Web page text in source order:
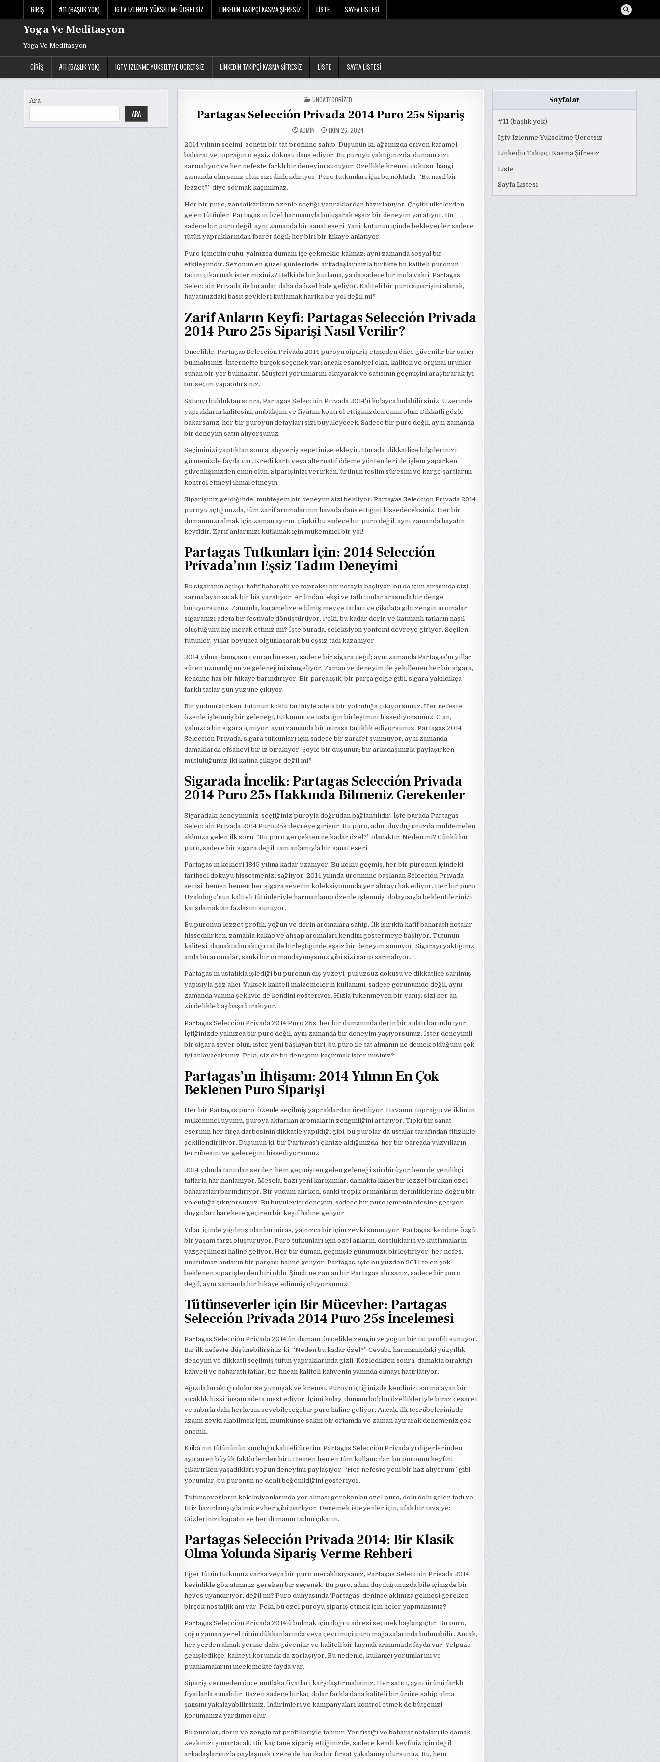
content
GIRIŞ #11 (BAŞLIK YOK) IGTV IZLENME YÜKSELTME ÜCRETSIZ LINKEDIN TAKIPÇI KASMA ŞIFRESIZ LISTE SAYFA LISTESI
Yoga Ve Meditasyon
Yoga Ve Meditasyon
GIRIŞ #11 (BAŞLIK YOK) IGTV IZLENME YÜKSELTME ÜCRETSIZ LINKEDIN TAKIPÇI KASMA ŞIFRESIZ LISTE SAYFA LISTESI
Ara
ARA
POSTED
IN
UNCATEGORIZED
Partagas Selección Privada 2014 Puro 25s Sipariş
ADMIN EKIM 26, 2024
2014 yılının seçimi, zengin bir tat profiline sahip. Düşünün ki, ağzınızda eriyen karamel,
baharat ve toprağın o eşsiz dokusu dans ediyor. Bu puroyu yaktığınızda, dumanı sizi
sarmalıyor ve her nefeste farklı bir deneyim sunuyor. Özellikle kremsi dokusu, hangi
zamanda olursanız olun sizi dinlendiriyor. Puro tutkunları için bu noktada, “Bu nasıl bir
lezzet?” diye sormak kaçınılmaz.
Her bir puro, zanaatkarların özenle seçtiği yapraklardan hazırlanıyor. Çeşitli ülkelerden
gelen tütünler, Partagas’ın özel harmanıyla buluşarak eşsiz bir deneyim yaratıyor. Bu,
sadece bir puro değil, aynı zamanda bir sanat eseri. Yani, kutunun içinde bekleyenler sadece
tütün yapraklarından ibaret değil; her biri bir hikaye anlatıyor.
Puro içmenin ruhu, yalnızca dumanı içe çekmekle kalmaz; aynı zamanda sosyal bir
etkileşimdir. Sezonun en güzel günlerinde, arkadaşlarınızla birlikte bu kaliteli puronun
tadını çıkarmak ister misiniz? Belki de bir kutlama, ya da sadece bir mola vakti. Partagas
Selección Privada ile bu anlar daha da özel hale geliyor. Kaliteli bir puro siparişini alarak,
hayatınızdaki basit zevkleri kutlamak harika bir yol değil mi?
Zarif Anların Keyfi: Partagas Selección Privada
2014 Puro 25s Siparişi Nasıl Verilir?
Öncelikle, Partagas Selección Privada 2014 puroyu sipariş etmeden önce güvenilir bir satıcı
bulmalısınız. İnternette birçok seçenek var; ancak esansiyel olan, kaliteli ve orijinal ürünler
sunan bir yer bulmaktır. Müşteri yorumlarını okuyarak ve satıcının geçmişini araştırarak iyi
bir seçim yapabilirsiniz.
Satıcıyı bulduktan sonra, Partagas Selección Privada 2014'ü kolayca bulabilirsiniz. Üzerinde
yaprakların kalitesini, ambalajını ve fiyatını kontrol ettiğinizden emin olun. Dikkatli gözle
bakarsanız, her bir puroyun detayları sizi büyüleyecek. Sadece bir puro değil, aynı zamanda
bir deneyim satın alıyorsunuz.
Seçiminizi yaptıktan sonra, alışveriş sepetinize ekleyin. Burada, dikkatlice bilgilerinizi
girmenizde fayda var. Kredi kartı veya alternatif ödeme yöntemleri ile işlem yaparken,
güvenliğinizden emin olun. Siparişinizi verirken, ürünün teslim süresini ve kargo şartlarını
kontrol etmeyi ihmal etmeyin.
Siparişiniz geldiğinde, muhteşem bir deneyim sizi bekliyor. Partagas Selección Privada 2014
puroyu açtığınızda, tüm zarif aromalarının havada dans ettiğini hissedeceksiniz. Her bir
dumanınızı almak için zaman ayırın, çünkü bu sadece bir puro değil, aynı zamanda hayatın
keyfidir. Zarif anlarınızı kutlamak için mükemmel bir yol!
Partagas Tutkunları İçin: 2014 Selección
Privada’nın Eşsiz Tadım Deneyimi
Bu sigaranın açılışı, hafif baharatlı ve topraksı bir notayla başlıyor, bu da içim sırasında sizi
sarmalayan sıcak bir his yaratıyor. Ardından, ekşi ve tatlı tonlar arasında bir denge
buluyorsunuz. Zamanla, karamelize edilmiş meyve tatları ve çikolata gibi zengin aromalar,
sigaranızı adeta bir festivale dönüştürüyor. Peki, bu kadar derin ve katmanlı tatların nasıl
oluştuğunu hiç merak ettiniz mi? İşte burada, seleksiyon yöntemi devreye giriyor. Seçilen
tütünler, yıllar boyunca olgunlaşarak bu eşsiz tadı kazanıyor.
2014 yılına damgasını vuran bu eser, sadece bir sigara değil; aynı zamanda Partagas’ın yıllar
süren uzmanlığını ve geleneğini simgeliyor. Zaman ve deneyim ile şekillenen her bir sigara,
kendine has bir hikaye barındırıyor. Bir parça ışık, bir parça gölge gibi, sigara yakıldıkça
farklı tatlar gün yüzüne çıkıyor.
Bir yudum alırken, tütünün köklü tarihiyle adeta bir yolculuğa çıkıyorsunuz. Her nefeste,
özenle işlenmiş bir geleneği, tutkunun ve ustalığın birleşimini hissediyorsunuz. O an,
yalnızca bir sigara içmiyor, aynı zamanda bir mirasa tanıklık ediyorsunuz. Partagas 2014
Selección Privada, sigara tutkunları için sadece bir zarafet sunmuyor, aynı zamanda
damaklarda efsanevi bir iz bırakıyor. Şöyle bir düşünün; bir arkadaşınızla paylaşırken,
mutluluğunuz iki katına çıkıyor değil mi?
Sigarada İncelik: Partagas Selección Privada
2014 Puro 25s Hakkında Bilmeniz Gerekenler
Sigaradaki deneyiminiz, seçtiğiniz puroyla doğrudan bağlantılıdır. İşte burada Partagas
Selección Privada 2014 Puro 25s devreye giriyor. Bu puro, adını duyduğunuzda muhtemelen
aklınıza gelen ilk soru, “Bu puro gerçekten ne kadar özel?” olacaktır. Neden mi? Çünkü bu
puro, sadece bir sigara değil, tam anlamıyla bir sanat eseri.
Partagas’ın kökleri 1845 yılına kadar uzanıyor. Bu köklü geçmiş, her bir puronun içindeki
tarihsel dokuyu hissetmenizi sağlıyor. 2014 yılında üretimine başlanan Selección Privada
serisi, hemen hemen her sigara severin koleksiyonunda yer almayı hak ediyor. Her bir puro,
Uzakdoğu’nun kaliteli tütünleriyle harmanlanıp özenle işlenmiş, dolayısıyla beklentilerinizi
karşılamaktan fazlasını sunuyor.
Bu puronun lezzet profili, yoğun ve derin aromalara sahip. İlk ısırıkta hafif baharatlı notalar
hissedilirken, zamanla kakao ve ahşap aromaları kendini göstermeye başlıyor. Tütünün
kalitesi, damakta bıraktığı tat ile birleştiğinde eşsiz bir deneyim sunuyor. Sigarayı yaktığınız
anda bu aromalar, sanki bir ormandaymışsınız gibi sizi sarıp sarmalıyor.
Partagas’ın ustalıkla işlediği bu puronun dış yüzeyi, pürüzsüz dokusu ve dikkatlice sarılmış
yapısıyla göz alıcı. Yüksek kaliteli malzemelerin kullanımı, sadece görünümde değil, aynı
zamanda yanma şekliyle de kendini gösteriyor. Hızla tükenmeyen bir yanış, sizi her an
zindelikle baş başa bırakıyor.
Partagas Selección Privada 2014 Puro 25s, her bir dumanında derin bir anlatı barındırıyor.
İçtiğinizde yalnızca bir puro değil, aynı zamanda bir deneyim yaşıyorsunuz. İster deneyimli
bir sigara sever olun, ister yeni başlayan biri, bu puro ile tat almanın ne demek olduğunu çok
iyi anlayacaksınız. Peki, siz de bu deneyimi kaçırmak ister misiniz?
Partagas’ın İhtişamı: 2014 Yılının En Çok
Beklenen Puro Siparişi
Her bir Partagas puro, özenle seçilmiş yapraklardan üretiliyor. Havanın, toprağın ve iklimin
mükemmel uyumu, puroya aktarılan aromaların zenginliğini artırıyor. Tıpkı bir sanat
eserinin her fırça darbesinin dikkatle yapıldığı gibi, bu purolar da ustalar tarafından titizlikle
şekillendiriliyor. Düşünün ki, bir Partagas’ı elinize aldığınızda, her bir parçada yüzyılların
tecrübesini ve geleneğini hissediyorsunuz.
2014 yılında tanıtılan seriler, hem geçmişten gelen geleneği sürdürüyor hem de yenilikçi
tatlarla harmanlanıyor. Mesela, bazı yeni karışımlar, damakta kalıcı bir lezzet bırakan özel
baharatları barındırıyor. Bir yudum alırken, sanki tropik ormanların derinliklerine doğru bir
yolculuğa çıkıyorsunuz. Bu büyüleyici deneyim, sadece bir puro içmenin ötesine geçiyor;
duyguları harekete geçiren bir keşif haline geliyor.
Yıllar içinde yığılmış olan bu miras, yalnızca bir içim zevki sunmuyor. Partagas, kendine özgü
bir yaşam tarzı oluşturuyor. Puro tutkunları için özel anların, dostlukların ve kutlamaların
vazgeçilmezi haline geliyor. Her bir duman, geçmişle günümüzü birleştiriyor; her nefes,
unutulmaz anıların bir parçası haline geliyor. Partagas, işte bu yüzden 2014’te en çok
beklenen siparişlerden biri oldu. Şimdi ne zaman bir Partagas alırsanız, sadece bir puro
değil, aynı zamanda bir hikaye edinmiş oluyorsunuz!
Tütünseverler için Bir Mücevher: Partagas
Selección Privada 2014 Puro 25s İncelemesi
Partagas Selección Privada 2014’ün dumanı, öncelikle zengin ve yoğun bir tat profili sunuyor.
Bir ilk nefeste düşünebilirsiniz ki, “Neden bu kadar özel?” Cevabı, harmanındaki yüzyıllık
deneyim ve dikkatli seçilmiş tütün yapraklarında gizli. Közledikten sonra, damakta bıraktığı
kahveli ve baharatlı tatlar, bir fincan kaliteli kahvenin yanında olmayı hatırlatıyor.
Ağızda bıraktığı doku ise yumuşak ve kremsi. Puroyu içtiğinizde kendinizi sarmalayan bir
sıcaklık hissi, insanı adeta mest ediyor. İçimi kolay, dumanı bol; bu özellikleriyle biraz cesaret
ve sabırla dahi herkesin sevebileceği bir puro haline geliyor. Ancak, ilk tecrübelerinizde
azami zevki alabilmek için, mümkünse sakin bir ortamda ve zaman ayırarak denemeniz çok
önemli.
Küba’nın tütününün sunduğu kaliteli üretim, Partagas Selección Privada’yı diğerlerinden
ayıran en büyük faktörlerden biri. Hemen hemen tüm kullanıcılar, bu puronun keyfini
çıkarırken yaşadıkları yoğun deneyimi paylaşıyor. “Her nefeste yeni bir haz alıyorum” gibi
yorumlar, bu puronun ne denli beğenildiğini gösteriyor.
Tütünseverlerin koleksiyonlarında yer alması gereken bu özel puro, dolu dolu gelen tadı ve
titiz hazırlanışıyla mücevher gibi parlıyor. Denemek isteyenler için, ufak bir tavsiye:
Gözlerinizi kapatın ve her dumanın tadını çıkarın.
Partagas Selección Privada 2014: Bir Klasik
Olma Yolunda Sipariş Verme Rehberi
Eğer tütün tutkunuz varsa veya bir puro meraklısıysanız, Partagas Selección Privada 2014
kesinlikle göz atmanız gereken bir seçenek. Bu puro, adını duyduğunuzda bile içinizde bir
heves uyandırıyor, değil mi? Puro dünyasında ‘Partagas’ denince aklınıza gelmesi gereken
birçok nostaljik anı var. Peki, bu özel puroyu sipariş etmek için neler yapmalısınız?
Partagas Selección Privada 2014’ü bulmak için doğru adresi seçmek başlangıçtır. Bu puro,
çoğu zaman yerel tütün dükkanlarında veya çevrimiçi puro mağazalarında bulunabilir. Ancak,
her yerden almak yerine daha güvenilir ve kaliteli bir kaynak armanızda fayda var. Yelpaze
genişledikçe, kaliteyi korumak da zorlaşıyor. Bu nedenle, kullanıcı yorumlarını ve
puanlamalarını incelemekte fayda var.
Sipariş vermeden önce mutlaka fiyatları karşılaştırmalısınız. Her satıcı, aynı ürünü farklı
fiyatlarla sunabilir. Bazen sadece birkaç dolar farkla daha kaliteli bir ürüne sahip olma
şansını yakalayabilirsiniz. İndirimleri ve kampanyaları kontrol etmek de bütçenizi
korumanıza yardımcı olur.
Bu purolar, derin ve zengin tat profilleriyle tanınır. Yer fıstığı ve baharat notaları ile damak
zevkinizi şımartacak. Bir kaç tane sipariş ettiğinizde, sadece kendi keyfiniz için değil,
arkadaşlarınızla paylaşmak üzere de harika bir fırsat yakalamış olursunuz. Bu, hem
Sayfalar
#11 (başlık yok)
Igtv Izlenme Yükseltme Ücretsiz
Linkedin Takipçi Kasma Şifresiz
Liste
Sayfa Listesi